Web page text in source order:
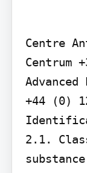
Centre
Centrum
+44 (0)
2.1.